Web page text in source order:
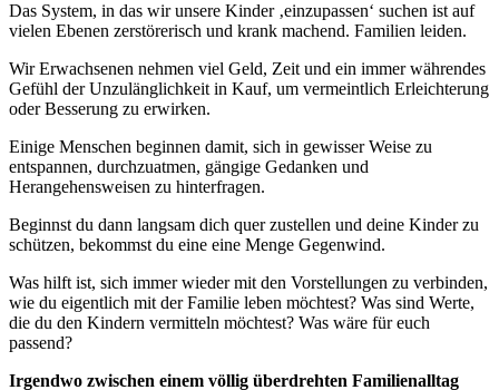
Das System, in das wir unsere Kinder ‚einzupassen‘ suchen ist auf
vielen Ebenen zerstörerisch und krank machend. Familien leiden.
Wir Erwachsenen nehmen viel Geld, Zeit und ein immer währendes
Gefühl der Unzulänglichkeit in Kauf, um vermeintlich Erleichterung
oder Besserung zu erwirken.
Einige Menschen beginnen damit, sich in gewisser Weise zu
entspannen, durchzuatmen, gängige Gedanken und
Herangehensweisen zu hinterfragen.
Beginnst du dann langsam dich quer zustellen und deine Kinder zu
schützen, bekommst du eine eine Menge Gegenwind.
Was hilft ist, sich immer wieder mit den Vorstellungen zu verbinden,
wie du eigentlich mit der Familie leben möchtest? Was sind Werte,
die du den Kindern vermitteln möchtest? Was wäre für euch
passend?
Irgendwo zwischen einem völlig überdrehten Familienalltag